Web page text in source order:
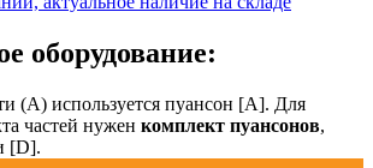
оборудование:
(А) используется пуансон [А]. Для
частей нужен комплект пуансонов,
[D].